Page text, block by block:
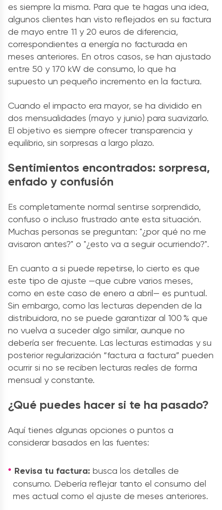
es siempre la misma. Para que te hagas una idea,
algunos clientes han visto reflejados en su factura
de mayo entre 11 y 20 euros de diferencia,
correspondientes a energía no facturada en
meses anteriores. En otros casos, se han ajustado
entre 50 y 170 kW de consumo, lo que ha
supuesto un pequeño incremento en la factura.
Cuando el impacto era mayor, se ha dividido en
dos mensualidades (mayo y junio) para suavizarlo.
El objetivo es siempre ofrecer transparencia y
equilibrio, sin sorpresas a largo plazo.
Sentimientos encontrados: sorpresa,
enfado y confusión
Es completamente normal sentirse sorprendido,
confuso o incluso frustrado ante esta situación.
Muchas personas se preguntan: "¿por qué no me
avisaron antes?" o "¿esto va a seguir ocurriendo?".
En cuanto a si puede repetirse, lo cierto es que
este tipo de ajuste —que cubre varios meses,
como en este caso de enero a abril— es puntual.
Sin embargo, como las lecturas dependen de la
distribuidora, no se puede garantizar al 100 % que
no vuelva a suceder algo similar, aunque no
debería ser frecuente. Las lecturas estimadas y su
posterior regularización “factura a factura” pueden
ocurrir si no se reciben lecturas reales de forma
mensual y constante.
¿Qué puedes hacer si te ha pasado?
Aquí tienes algunas opciones o puntos a
considerar basados en las fuentes:
Revisa tu factura: busca los detalles de
consumo. Debería reflejar tanto el consumo del
mes actual como el ajuste de meses anteriores.